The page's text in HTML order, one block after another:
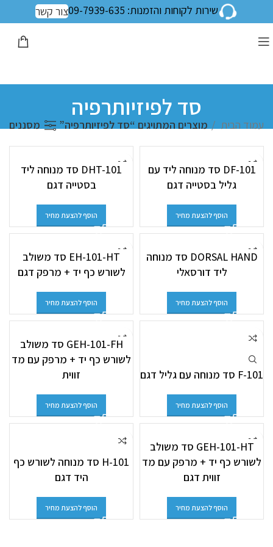
שירות לקוחות והזמנות: 09-7939-635 צור קשר
סד לפיזיותרפיה
עמוד הבית מוצרים המתויגים “סד לפיזיותרפיה” מסננים
DF-101 סד מנוחה ליד עם
גליל בסטייה דגם
הוסף להצעת מחיר
DHT-101 סד מנוחה ליד
בסטייה דגם
הוסף להצעת מחיר
DORSAL HAND סד מנוחה
ליד דורסאלי
הוסף להצעת מחיר
EH-101-HT סד משולב
לשורש כף יד + מרפק דגם
הוסף להצעת מחיר
F-101 סד מנוחה עם גליל דגם
הוסף להצעת מחיר
GEH-101-FH סד משולב
לשורש כף יד + מרפק עם מד
זווית
הוסף להצעת מחיר
GEH-101-HT סד משולב
לשורש כף יד + מרפק עם מד
זווית דגם
הוסף להצעת מחיר
H-101 סד מנוחה לשורש כף
היד דגם
הוסף להצעת מחיר